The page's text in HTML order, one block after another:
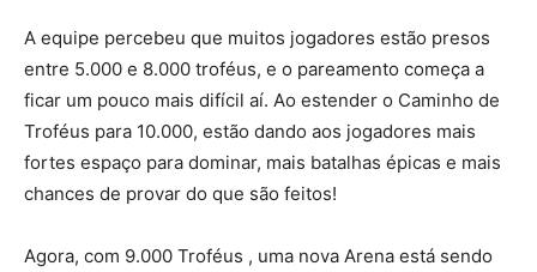
A equipe percebeu que muitos jogadores estão presos
entre 5.000 e 8.000 troféus, e o pareamento começa a
ficar um pouco mais difícil aí. Ao estender o Caminho de
Troféus para 10.000, estão dando aos jogadores mais
fortes espaço para dominar, mais batalhas épicas e mais
chances de provar do que são feitos!
Agora, com 9.000 Troféus , uma nova Arena está sendo